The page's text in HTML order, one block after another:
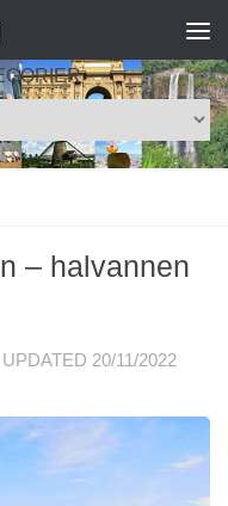
– halvannen
UPDATED 20/11/2022